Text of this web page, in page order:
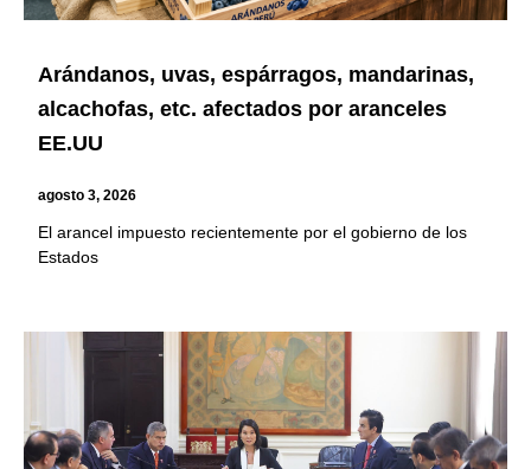
Arándanos, uvas, espárragos, mandarinas,
alcachofas, etc. afectados por aranceles
EE.UU
agosto 3, 2026
El arancel impuesto recientemente por el gobierno de los
Estados